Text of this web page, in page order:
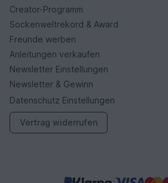
Creator-Programm
Sockenweltrekord & Award
Freunde werben
Anleitungen verkaufen
Newsletter Einstellungen
Newsletter & Gewinn
Datenschutz Einstellungen
Vertrag widerrufen